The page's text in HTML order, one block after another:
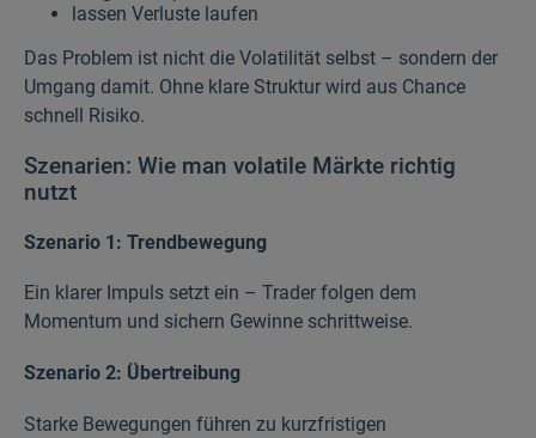
lassen Verluste laufen
Das Problem ist nicht die Volatilität selbst – sondern der
Umgang damit. Ohne klare Struktur wird aus Chance
schnell Risiko.
Szenarien: Wie man volatile Märkte richtig
nutzt
Szenario 1: Trendbewegung
Ein klarer Impuls setzt ein – Trader folgen dem
Momentum und sichern Gewinne schrittweise.
Szenario 2: Übertreibung
Starke Bewegungen führen zu kurzfristigen